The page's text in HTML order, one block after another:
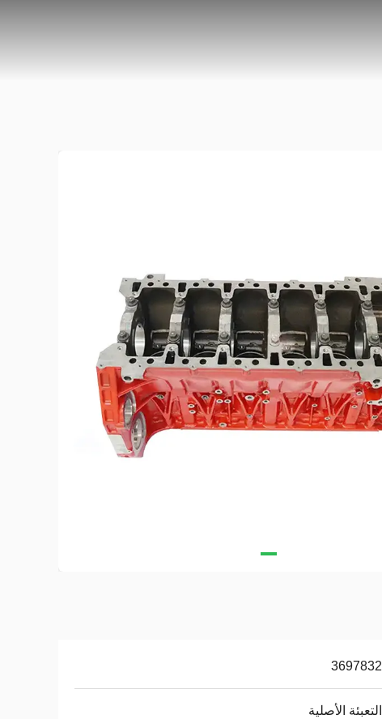
3697832
التعبئة الأصلية